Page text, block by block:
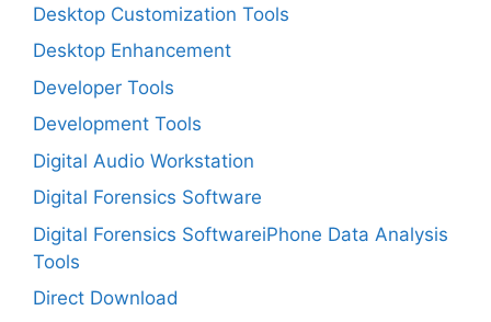
Desktop Customization Tools
Desktop Enhancement
Developer Tools
Development Tools
Digital Audio Workstation
Digital Forensics Software
Digital Forensics SoftwareiPhone Data Analysis
Tools
Direct Download